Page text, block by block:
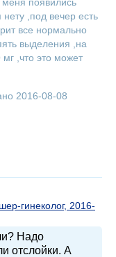
,под вечер есть
все нормально
выделения ,на
,что это может
2016-08-08
гинеколог, 2016-
Надо
отслойки. А